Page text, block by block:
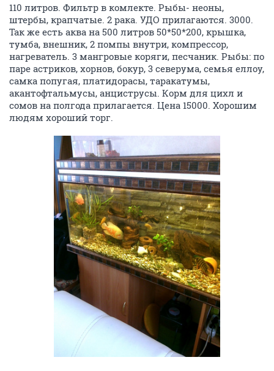
110 литров. Фильтр в комлекте. Рыбы- неоны,
штербы, крапчатые. 2 рака. УДО прилагаются. 3000.
Так же есть аква на 500 литров 50*50*200, крышка,
тумба, внешник, 2 помпы внутри, компрессор,
нагреватель. 3 мангровые коряги, песчаник. Рыбы: по
паре астриков, хорнов, бокур, 3 северума, семья еллоу,
самка попугая, платидорасы, таракатумы,
акантофтальмусы, анциструсы. Корм для цихл и
сомов на полгода прилагается. Цена 15000. Хорошим
людям хороший торг.